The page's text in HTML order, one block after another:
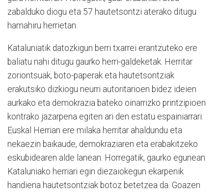
zabalduko diogu eta 57 hautetsontzi aterako ditugu
hamahiru herrietan.
Kataluniatik datozkigun berri txarrei erantzuteko ere
baliatu nahi ditugu gaurko herri-galdeketak. Herritar
zoriontsuak, boto-paperak eta hautetsontziak
erakutsiko dizkiogu neurri autoritarioen bidez ideien
aurkako eta demokrazia bateko oinarrizko printzipioen
kontrako jazarpena egiten ari den estatu espainiarrari.
Euskal Herrian ere milaka herritar ahaldundu eta
nekaezin baikaude, demokraziaren eta erabakitzeko
eskubidearen alde lanean. Horregatik, gaurko egunean
Kataluniako herriari egin diezaiokegun ekarpenik
handiena hautetsontziak botoz betetzea da. Goazen